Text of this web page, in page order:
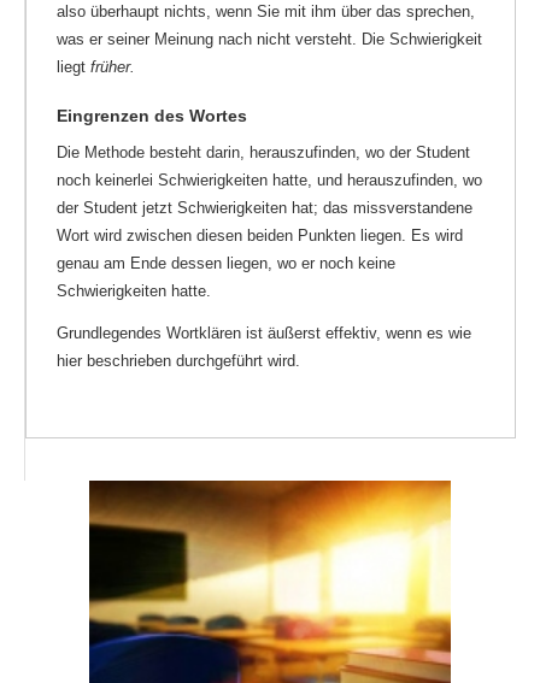
also überhaupt nichts, wenn Sie mit ihm über das sprechen,
was er seiner Meinung nach nicht versteht. Die Schwierigkeit
liegt früher.
Eingrenzen des Wortes
Die Methode besteht darin, herauszufinden, wo der Student
noch keinerlei Schwierigkeiten hatte, und herauszufinden, wo
der Student jetzt Schwierigkeiten hat; das missverstandene
Wort wird zwischen diesen beiden Punkten liegen. Es wird
genau am Ende dessen liegen, wo er noch keine
Schwierigkeiten hatte.
Grundlegendes Wortklären ist äußerst effektiv, wenn es wie
hier beschrieben durchgeführt wird.